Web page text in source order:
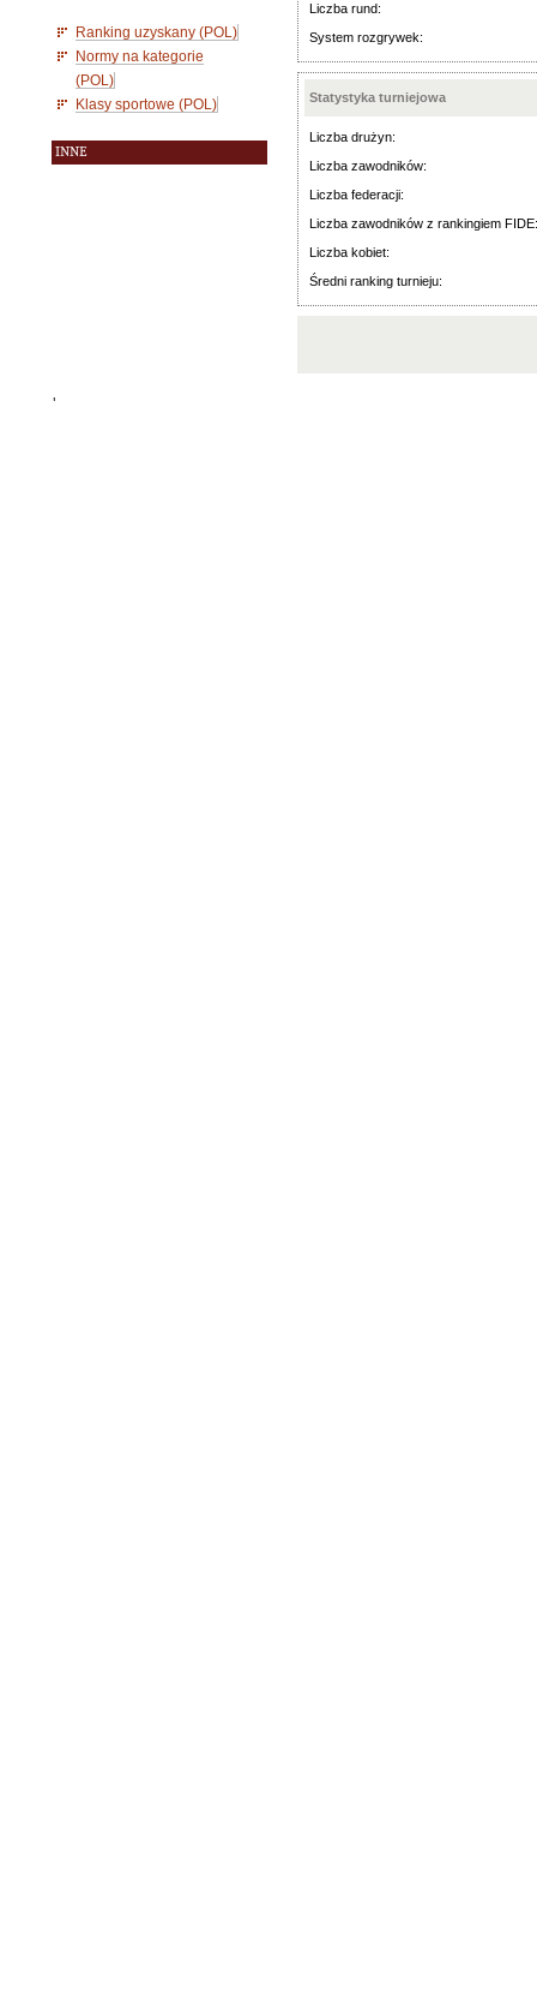
Ranking uzyskany (POL)
Normy na kategorie
(POL)
Klasy sportowe (POL)
INNE
Liczba rund:
System rozgrywek:
Statystyka turniejowa
Liczba drużyn:
Liczba zawodników:
Liczba federacji:
Liczba zawodników z rankingiem FIDE:
Liczba kobiet:
Średni ranking turnieju:
'